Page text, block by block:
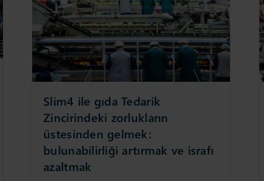
Slim4 ile gıda Tedarik
Zincirindeki zorlukların
üstesinden gelmek:
bulunabilirliği artırmak ve israfı
azaltmak